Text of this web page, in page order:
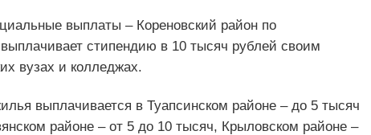
выплаты – Кореновский район по
стипендию в 10 тысяч рублей своим
вузах и колледжах.
выплачивается в Туапсинском районе – до 5 тысяч
районе – от 5 до 10 тысяч, Крыловском районе –